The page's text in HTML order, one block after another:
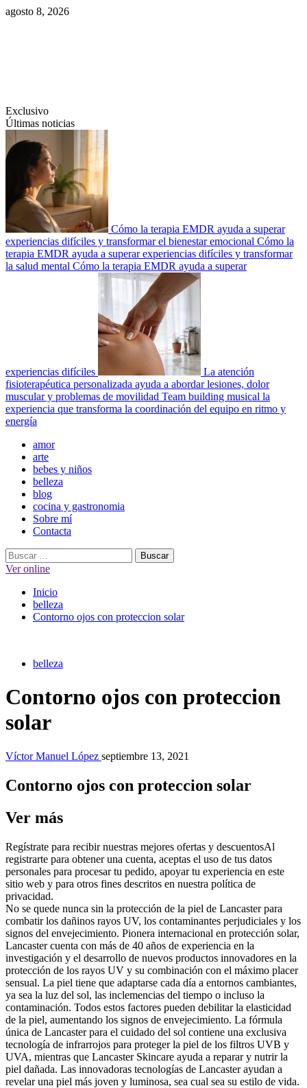
Saltar
agosto 8, 2026
Exclusivo
Últimas noticias
Cómo la terapia EMDR ayuda a superar
experiencias difíciles y transformar el bienestar emocional Cómo la
terapia EMDR ayuda a superar experiencias difíciles y transformar
la salud mental Cómo la terapia EMDR ayuda a superar
experiencias difíciles
La atención
fisioterapéutica personalizada ayuda a abordar lesiones, dolor
muscular y problemas de movilidad Team building musical la
experiencia que transforma la coordinación del equipo en ritmo y
energía
Menú
principal
amor
arte
bebes y niños
belleza
blog
cocina y gastronomia
Sobre mí
Contacta
Buscar:
Ver online
Inicio
belleza
Contorno ojos con proteccion solar
belleza
Contorno ojos con proteccion
solar
Víctor Manuel López septiembre 13, 2021
Contorno ojos con proteccion solar
Ver más
Regístrate para recibir nuestras mejores ofertas y descuentosAl
registrarte para obtener una cuenta, aceptas el uso de tus datos
personales para procesar tu pedido, apoyar tu experiencia en este
sitio web y para otros fines descritos en nuestra política de
privacidad.
No se quede nunca sin la protección de la piel de Lancaster para
combatir los dañinos rayos UV, los contaminantes perjudiciales y los
signos del envejecimiento. Pionera internacional en protección solar,
Lancaster cuenta con más de 40 años de experiencia en la
investigación y el desarrollo de nuevos productos innovadores en la
protección de los rayos UV y su combinación con el máximo placer
sensual. La piel tiene que adaptarse cada día a entornos cambiantes,
ya sea la luz del sol, las inclemencias del tiempo o incluso la
contaminación. Todos estos factores pueden debilitar la elasticidad
de la piel, aumentando los signos de envejecimiento. La fórmula
única de Lancaster para el cuidado del sol contiene una exclusiva
tecnología de infrarrojos para proteger la piel de los filtros UVB y
UVA, mientras que Lancaster Skincare ayuda a reparar y nutrir la
piel dañada. Las innovadoras tecnologías de Lancaster ayudan a
revelar una piel más joven y luminosa, sea cual sea su estilo de vida.